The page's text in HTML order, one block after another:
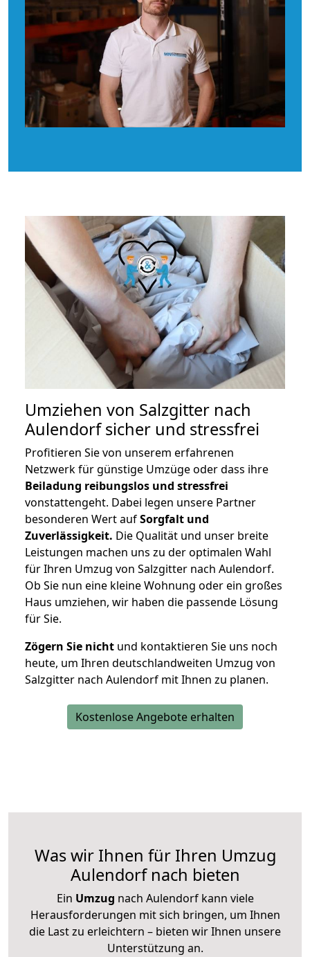
Umziehen von Salzgitter nach
Aulendorfsicher und stressfrei
Profitieren Sie von unserem erfahrenen
Netzwerk für günstige Umzüge oder dass ihre
Beiladung reibungslos und stressfrei
vonstattengeht. Dabei legen unsere Partner
besonderen Wert aufSorgfalt und
Zuverlässigkeit. Die Qualität und unser breite
Leistungen machen uns zu der optimalen Wahl
für Ihren Umzug von Salzgitter nach Aulendorf.
Ob Sie nun eine kleine Wohnung oder ein großes
Haus umziehen, wir haben die passende Lösung
für Sie.
Zögern Sie nicht und kontaktieren Sie uns noch
heute, um Ihren deutschlandweiten Umzug von
Salzgitter nach Aulendorf mit Ihnen zu planen.
Kostenlose Angebote erhalten
Was wir Ihnen für Ihren Umzug
Aulendorf nach bieten
Ein Umzug nach Aulendorf kann viele
Herausforderungen mit sich bringen, um Ihnen
die Last zu erleichtern – bieten wir Ihnen unsere
Unterstützung an.